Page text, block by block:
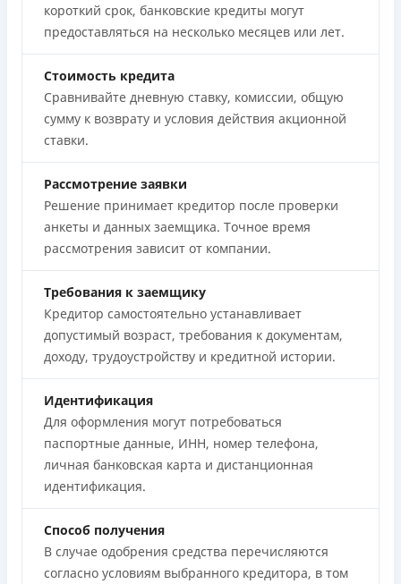
короткий срок, банковские кредиты могут
предоставляться на несколько месяцев или лет.
Стоимость кредита
Сравнивайте дневную ставку, комиссии, общую
сумму к возврату и условия действия акционной
ставки.
Рассмотрение заявки
Решение принимает кредитор после проверки
анкеты и данных заемщика. Точное время
рассмотрения зависит от компании.
Требования к заемщику
Кредитор самостоятельно устанавливает
допустимый возраст, требования к документам,
доходу, трудоустройству и кредитной истории.
Идентификация
Для оформления могут потребоваться
паспортные данные, ИНН, номер телефона,
личная банковская карта и дистанционная
идентификация.
Способ получения
В случае одобрения средства перечисляются
согласно условиям выбранного кредитора, в том